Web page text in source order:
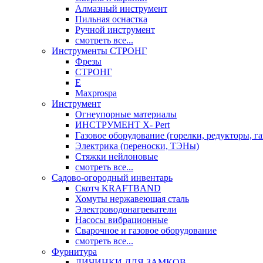
Алмазный инструмент
Пильная оснастка
Ручной инструмент
смотреть все...
Инструменты СТРОНГ
Фрезы
СТРОНГ
Е
Maxprospa
Инструмент
Огнеупорные материалы
ИНСТРУМЕНТ X- Pert
Газовое оборудование (горелки, редукторы,
Электрика (переноски, ТЭНы)
Стяжки нейлоновые
смотреть все...
Садово-огородный инвентарь
Скотч KRAFTBAND
Хомуты нержавеющая сталь
Электроводонагреватели
Насосы вибрационные
Сварочное и газовое оборудование
смотреть все...
Фурнитура